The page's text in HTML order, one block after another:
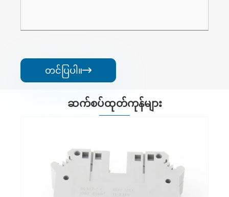
တင်ပြပါ။
ဆက်စပ်ထုတ်ကုန်များ
UK K3 K5 Din Rail Terminal Block
ပိုမိုကြည့်ရှုပါ။ >>